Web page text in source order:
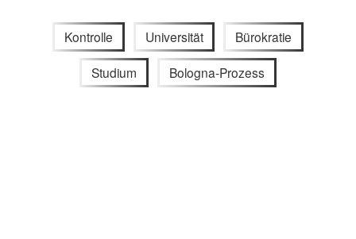
Kontrolle Universität Bürokratie
Studium Bologna-Prozess